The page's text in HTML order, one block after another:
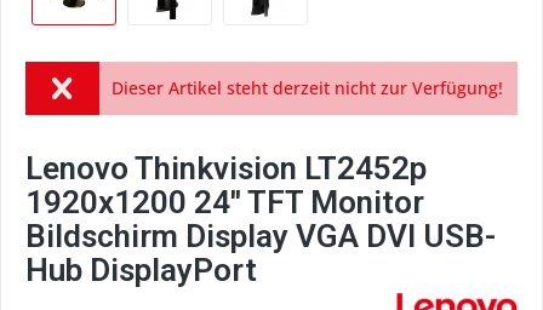
Dieser Artikel steht derzeit nicht zur Verfügung!
Lenovo Thinkvision LT2452p
1920x1200 24'' TFT Monitor
Bildschirm Display VGA DVI USB-
Hub DisplayPort